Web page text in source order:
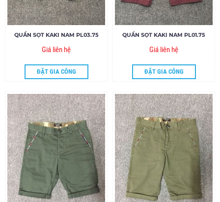
QUẦN SỌT KAKI NAM PL03.75
Giá liên hệ
ĐẶT GIA CÔNG
QUẦN SỌT KAKI NAM PL01.75
Giá liên hệ
ĐẶT GIA CÔNG